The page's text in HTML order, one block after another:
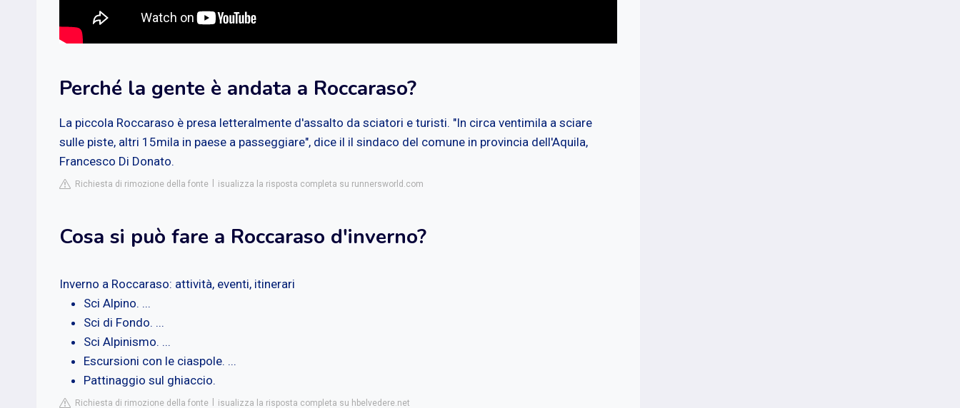
Perché la gente è andata a Roccaraso?
La piccola Roccaraso è presa letteralmente d'assalto da sciatori e turisti. "In circa ventimila a sciare
sulle piste, altri 15mila in paese a passeggiare", dice il il sindaco del comune in provincia dell'Aquila,
Francesco Di Donato.
Richiesta di rimozione della fonte isualizza la risposta completa su runnersworld.com
Cosa si può fare a Roccaraso d'inverno?
Inverno a Roccaraso: attività, eventi, itinerari
Sci Alpino. ...
Sci di Fondo. ...
Sci Alpinismo. ...
Escursioni con le ciaspole. ...
Pattinaggio sul ghiaccio.
Richiesta di rimozione della fonte isualizza la risposta completa su hbelvedere.net